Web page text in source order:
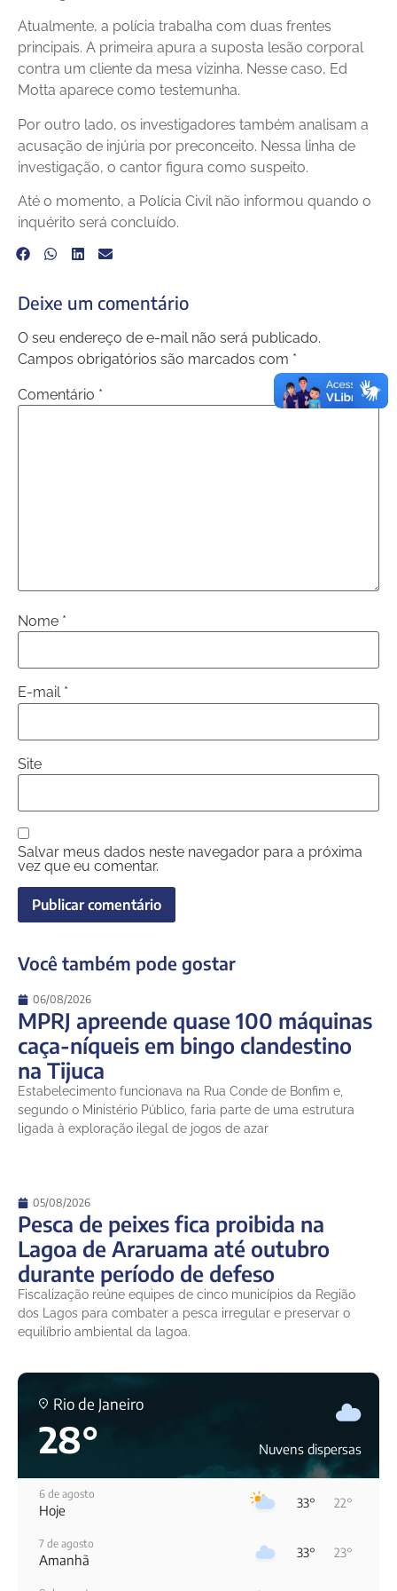
Atualmente, a polícia trabalha com duas frentes
principais. A primeira apura a suposta lesão corporal
contra um cliente da mesa vizinha. Nesse caso, Ed
Motta aparece como testemunha.
Por outro lado, os investigadores também analisam a
acusação de injúria por preconceito. Nessa linha de
investigação, o cantor figura como suspeito.
Até o momento, a Polícia Civil não informou quando o
inquérito será concluído.
Deixe um comentário
O seu endereço de e-mail não será publicado.
Campos obrigatórios são marcados com *
Comentário *
Nome *
E-mail *
Site
Salvar meus dados neste navegador para a próxima
vez que eu comentar.
Você também pode gostar
06/08/2026
MPRJ apreende quase 100 máquinas
caça-níqueis em bingo clandestino
na Tijuca
Estabelecimento funcionava na Rua Conde de Bonfim e,
segundo o Ministério Público, faria parte de uma estrutura
ligada à exploração ilegal de jogos de azar
05/08/2026
Pesca de peixes fica proibida na
Lagoa de Araruama até outubro
durante período de defeso
Fiscalização reúne equipes de cinco municípios da Região
dos Lagos para combater a pesca irregular e preservar o
equilíbrio ambiental da lagoa.
Rio de Janeiro
28° Nuvens dispersas
6 de agosto
Hoje 33° 22°
7 de agosto
Amanhã 33° 23°